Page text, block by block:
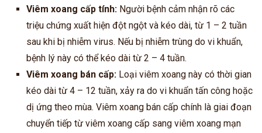
Viêm xoang cấp tính: Người bệnh cảm nhận rõ các
triệu chứng xuất hiện đột ngột và kéo dài, từ 1 – 2 tuần
sau khi bị nhiễm virus. Nếu bị nhiễm trùng do vi khuẩn,
bệnh lý này có thể kéo dài từ 2 – 4 tuần.
Viêm xoang bán cấp: Loại viêm xoang này có thời gian
kéo dài từ 4 – 12 tuần, xảy ra do vi khuẩn tấn công hoặc
dị ứng theo mùa. Viêm xoang bán cấp chính là giai đoạn
chuyển tiếp từ viêm xoang cấp sang viêm xoang mạn